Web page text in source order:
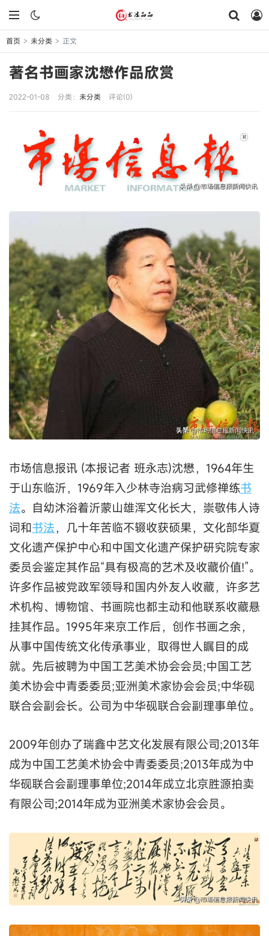
首页 > 未分类 > 正文
著名书画家沈懋作品欣赏
2022-01-08 分类： 未分类 评论(0)
市场信息报讯 (本报记者 班永志)沈懋，1964年生
于山东临沂，1969年入少林寺治病习武修禅练书
法。自幼沐浴着沂蒙山雄浑文化长大，崇敬伟人诗
词和书法，几十年苦临不辍收获硕果，文化部华夏
文化遗产保护中心和中国文化遗产保护研究院专家
委员会鉴定其作品“具有极高的艺术及收藏价值!”。
许多作品被党政军领导和国内外友人收藏，许多艺
术机构、博物馆、书画院也都主动和他联系收藏悬
挂其作品。1995年来京工作后，创作书画之余，
从事中国传统文化传承事业，取得世人瞩目的成
就。先后被聘为中国工艺美术协会会员;中国工艺
美术协会中青委委员;亚洲美术家协会会员;中华砚
联合会副会长。公司为中华砚联合会副理事单位。
2009年创办了瑞鑫中艺文化发展有限公司;2013年
成为中国工艺美术协会中青委委员;2013年成为中
华砚联合会副理事单位;2014年成立北京胜源拍卖
有限公司;2014年成为亚洲美术家协会会员。